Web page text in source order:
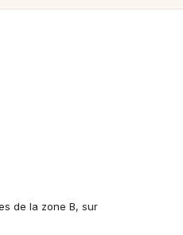
de la zone B, sur